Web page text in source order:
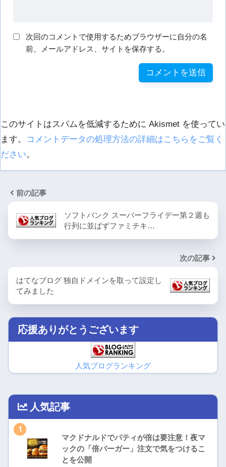
次回のコメントで使用するためブラウザーに自分の名
前、メールアドレス、サイトを保存する。
このサイトはスパムを低減するために Akismet を使ってい
ます。
コメントデータの処理方法の詳細はこちらをご覧く
ださい。
前の記事
ソフトバンク スーパーフライデー第２週も
行列に並ばずファミチキ…
次の記事
はてなブログ 独自ドメインを取って設定し
てみました
応援ありがとうございます
人気ブログランキング
人気記事
1
マクドナルドでパティが倍は要注意！夜マ
ックの「倍バーガー」注文で気をつけるこ
とを公開